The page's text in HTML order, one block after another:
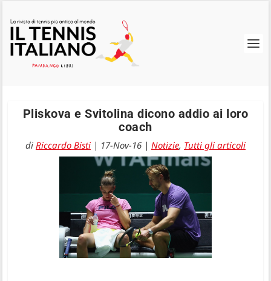
Pliskova e Svitolina dicono addio ai loro
coach
di Riccardo Bisti | 17-Nov-16 | Notizie, Tutti gli articoli